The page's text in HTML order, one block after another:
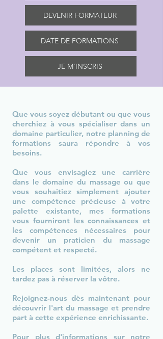
DEVENIR FORMATEUR
DATE DE FORMATIONS
JE M'INSCRIS
Que vous soyez débutant ou que vous
cherchiez à vous spécialiser dans un
domaine particulier, notre planning de
formations saura répondre à vos
besoins.
Que vous envisagiez une carrière
dans le domaine du massage ou que
vous souhaitiez simplement ajouter
une compétence précieuse à votre
palette existante, mes formations
vous fourniront les connaissances et
les compétences nécessaires pour
devenir un praticien du massage
compétent et respecté.
Les places sont limitées, alors ne
tardez pas à réserver la vôtre.
Rejoignez-nous dès maintenant pour
découvrir l'art du massage et prendre
part à cette expérience enrichissante.
Pour plus d'informations sur notre